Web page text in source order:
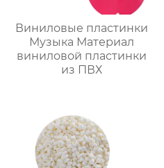
Виниловые пластинки
Музыка Материал
виниловой пластинки
из ПВХ